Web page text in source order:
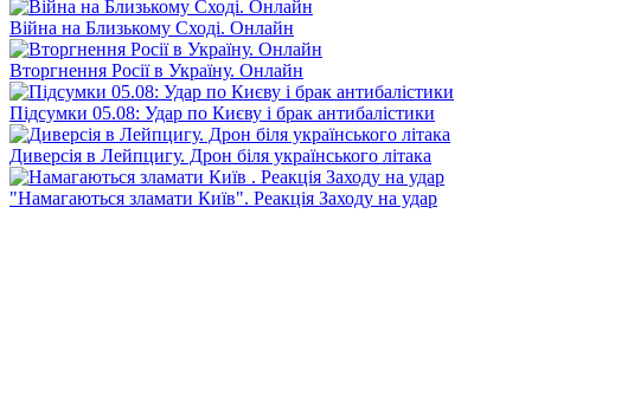
Війна на Близькому Сході. Онлайн
Вторгнення Росії в Україну. Онлайн
Підсумки 05.08: Удар по Києву і брак антибалістики
Диверсія в Лейпцигу. Дрон біля українського літака
"Намагаються зламати Київ". Реакція Заходу на удар